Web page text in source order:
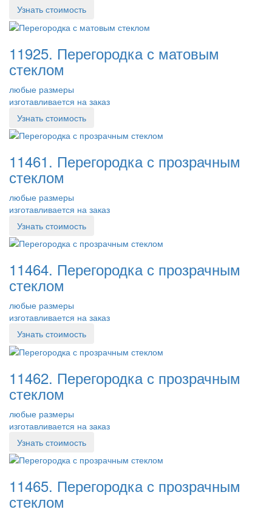
Узнать стоимость
11925. Перегородка с матовым
стеклом
любые размеры
изготавливается на заказ
Узнать стоимость
11461. Перегородка с прозрачным
стеклом
любые размеры
изготавливается на заказ
Узнать стоимость
11464. Перегородка с прозрачным
стеклом
любые размеры
изготавливается на заказ
Узнать стоимость
11462. Перегородка с прозрачным
стеклом
любые размеры
изготавливается на заказ
Узнать стоимость
11465. Перегородка с прозрачным
стеклом